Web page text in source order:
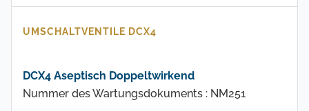
UMSCHALTVENTILE DCX4
DCX4 Aseptisch Doppeltwirkend
Nummer des Wartungsdokuments : NM251